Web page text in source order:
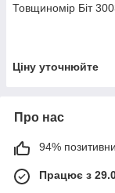
Товщиномір Біт
Ціну уточнюйте
Про нас
94%
Працює з